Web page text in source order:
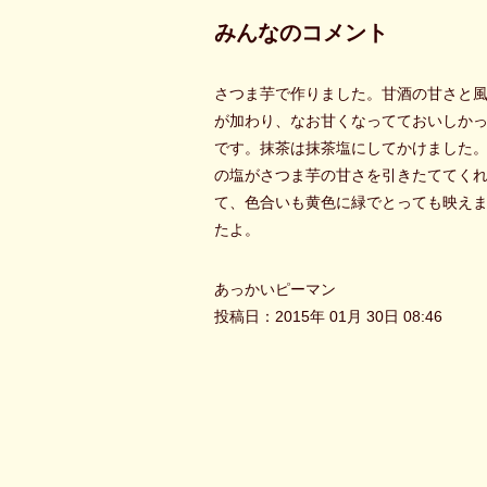
みんなのコメント
さつま芋で作りました。甘酒の甘さと
が加わり、なお甘くなってておいしか
です。抹茶は抹茶塩にしてかけました。
の塩がさつま芋の甘さを引きたててくれ
て、色合いも黄色に緑でとっても映え
たよ。
あっかいピーマン
投稿日：2015年 01月 30日 08:46